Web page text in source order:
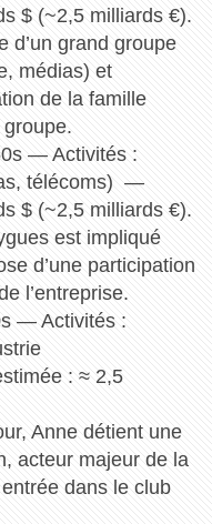
$ (~2,5 milliards €).
d’un grand groupe
médias) et
de la famille
— Activités :
télécoms) —
$ (~2,5 milliards €).
est impliqué
d’une participation
l’entreprise.
— Activités :
: ≈ 2,5
Anne détient une
acteur majeur de la
dans le club